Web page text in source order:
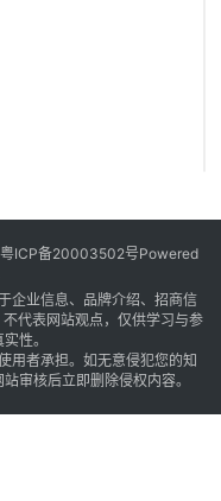
粤ICP备20003502号Powered
企业信息、品牌介绍、招商信
代表网站观点，仅供学习与参
性。
用者承担。如无意侵犯您的知
审核后立即删除侵权内容。